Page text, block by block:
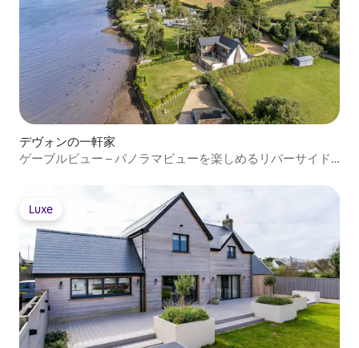
デヴォンの一軒家
ゲーブルビュー – パノラマビューを楽しめるリバーサイド
Luxe
Luxe